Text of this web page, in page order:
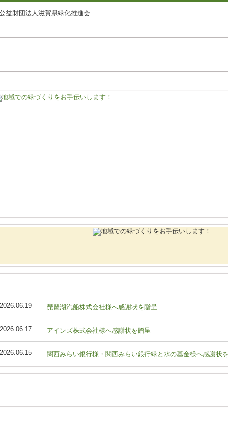
2026.06.19 琵琶湖汽船株式会社様へ感謝状を贈呈
2026.06.17 アインズ株式会社様へ感謝状を贈呈
2026.06.15 関西みらい銀行様・関西みらい銀行緑と水の基金様へ感謝状